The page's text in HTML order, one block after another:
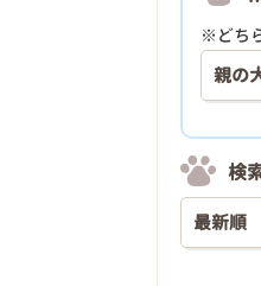
※どち
検